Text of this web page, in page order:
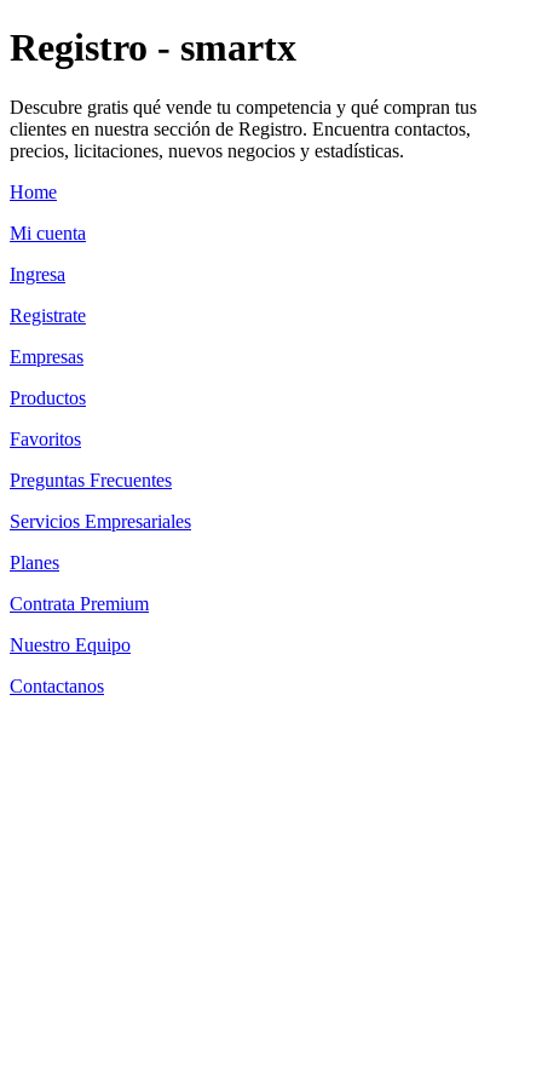
Registro - smartx
Descubre gratis qué vende tu competencia y qué compran tus
clientes en nuestra sección de Registro. Encuentra contactos,
precios, licitaciones, nuevos negocios y estadísticas.
Home
Mi cuenta
Ingresa
Registrate
Empresas
Productos
Favoritos
Preguntas Frecuentes
Servicios Empresariales
Planes
Contrata Premium
Nuestro Equipo
Contactanos